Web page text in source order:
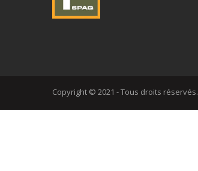
Copyright © 2021 - Tous droits réservés.